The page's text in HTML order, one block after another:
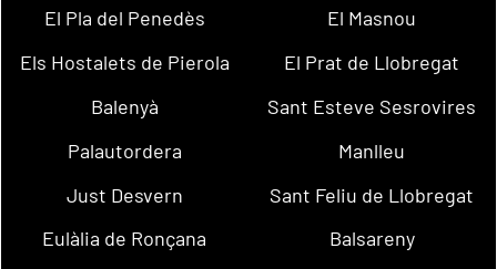
El Pla del Penedès
El Masnou
Els Hostalets de Pierola
El Prat de Llobregat
Balenyà
Sant Esteve Sesrovires
Palautordera
Manlleu
Just Desvern
Sant Feliu de Llobregat
Eulàlia de Ronçana
Balsareny